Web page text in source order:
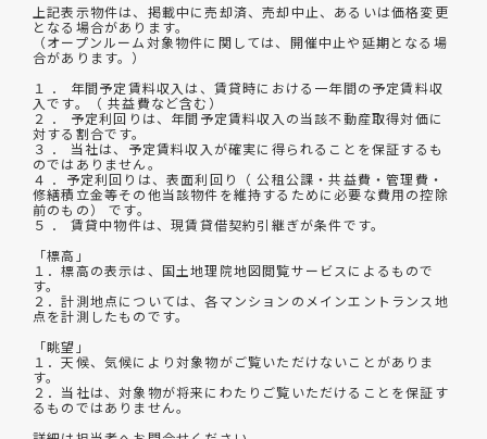
上記表示物件は、掲載中に売却済、売却中止、あるいは価格変更
となる場合があります。
（オープンルーム対象物件に関しては、開催中止や延期となる場
合があります。）
１ ． 年間予定賃料収入は、賃貸時における一年間の予定賃料収
入です。（ 共益費など含む）
２ ． 予定利回りは、年間予定賃料収入の当該不動産取得対価に
対する割合です。
３ ． 当社は、予定賃料収入が確実に得られることを保証するも
のではありません。
４ ．予定利回りは、表面利回り（ 公租公課・共益費・管理費・
修繕積立金等その他当該物件を維持するために必要な費用の控除
前のもの） です。
５ ． 賃貸中物件は、現賃貸借契約引継ぎが条件です。
「標高」
１．標高の表示は、国土地理院地図閲覧サービスによるもので
す。
２．計測地点については、各マンションのメインエントランス地
点を計測したものです。
「眺望」
１．天候、気候により対象物がご覧いただけないことがありま
す。
２．当社は、対象物が将来にわたりご覧いただけることを保証す
るものではありません。